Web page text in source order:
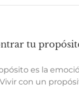
tu
es la
con un